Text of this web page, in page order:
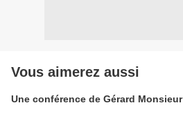
Vous aimerez aussi
Une conférence de Gérard Monsieur